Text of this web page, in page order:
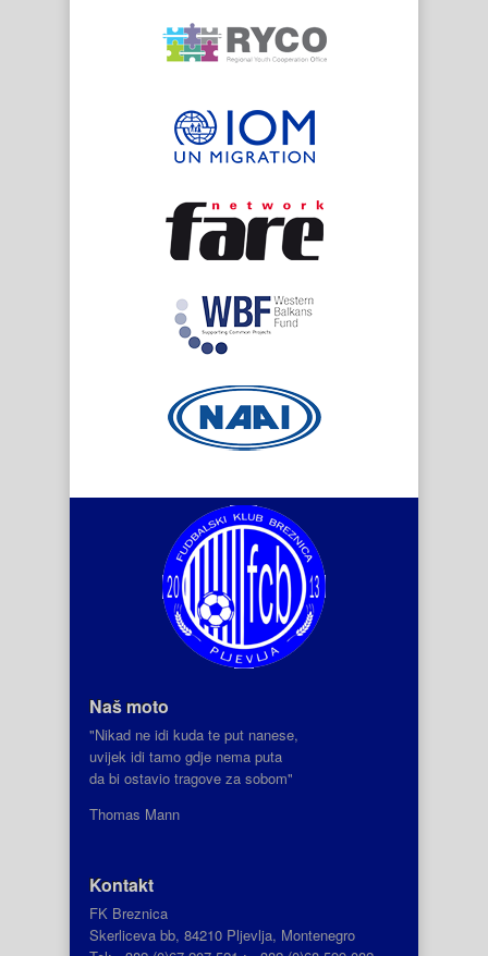
Naš moto
"Nikad ne idi kuda te put nanese,
uvijek idi tamo gdje nema puta
da bi ostavio tragove za sobom"
Thomas Mann
Kontakt
FK Breznica
Skerliceva bb, 84210 Pljevlja, Montenegro